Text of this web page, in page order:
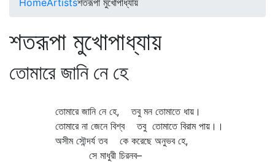
HomeArtistsশতরূপা মুখোপাধ্যায়
শতরূপা মুখোপাধ্যায়
তোমারে জানি নে হে
তোমারে জানি নে হে, তবু মন তোমাতে ধায়।
তোমারে না জেনে বিশ্ব তবু তোমাতে বিরাম পায়।।
অসীম সৌন্দর্য তব কে করেছে অনুভব হে,
সে মাধুরী চিরনব–